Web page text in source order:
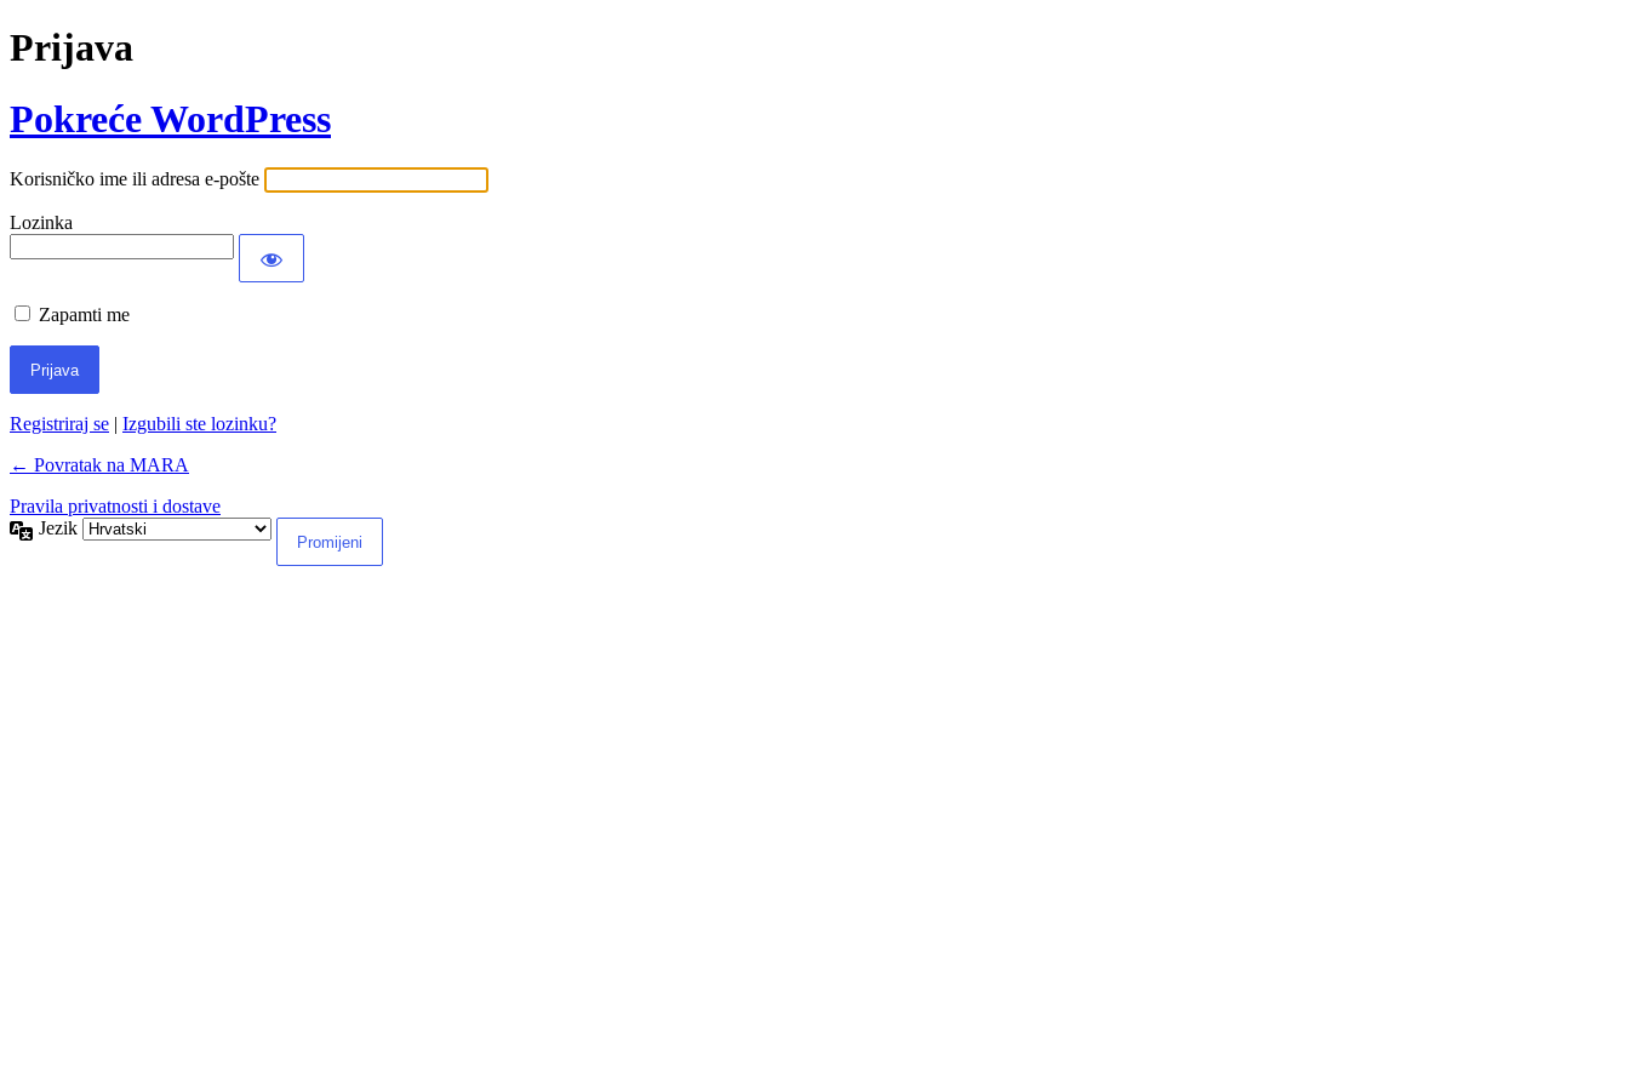
Prijava
Pokreće WordPress
Korisničko ime ili adresa e-pošte
Lozinka
Zapamti me
Registriraj se | Izgubili ste lozinku?
← Povratak na MARA
Pravila privatnosti i dostave
Jezik